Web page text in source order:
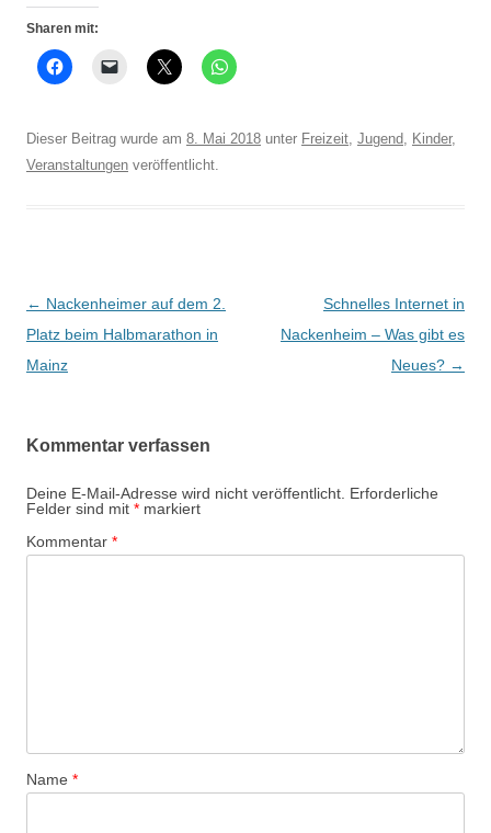
Sharen mit:
Dieser Beitrag wurde am 8. Mai 2018 unter Freizeit, Jugend, Kinder,
Veranstaltungen veröffentlicht.
Beitrags-
Navigation
← Nackenheimer auf dem 2.
Platz beim Halbmarathon in
Mainz
Schnelles Internet in
Nackenheim – Was gibt es
Neues? →
Kommentar verfassen
Deine E-Mail-Adresse wird nicht veröffentlicht. Erforderliche
Felder sind mit * markiert
Kommentar *
Name *